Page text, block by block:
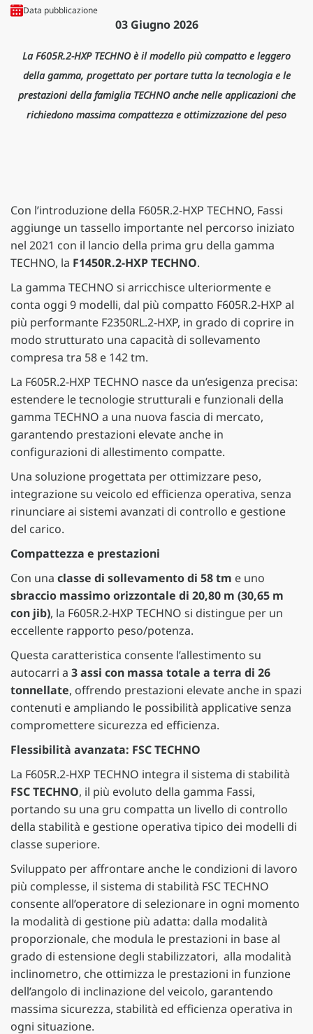
Data pubblicazione
03 Giugno 2026
La F605R.2-HXP TECHNO è il modello più compatto e leggero
della gamma, progettato per portare tutta la tecnologia e le
prestazioni della famiglia TECHNO anche nelle applicazioni che
richiedono massima compattezza e ottimizzazione del peso
Con l’introduzione della F605R.2-HXP TECHNO, Fassi
aggiunge un tassello importante nel percorso iniziato
nel 2021 con il lancio della prima gru della gamma
TECHNO, la F1450R.2-HXP TECHNO.
La gamma TECHNO si arricchisce ulteriormente e
conta oggi 9 modelli, dal più compatto F605R.2-HXP al
più performante F2350RL.2-HXP, in grado di coprire in
modo strutturato una capacità di sollevamento
compresa tra 58 e 142 tm.
La F605R.2-HXP TECHNO nasce da un’esigenza precisa:
estendere le tecnologie strutturali e funzionali della
gamma TECHNO a una nuova fascia di mercato,
garantendo prestazioni elevate anche in
configurazioni di allestimento compatte.
Una soluzione progettata per ottimizzare peso,
integrazione su veicolo ed efficienza operativa, senza
rinunciare ai sistemi avanzati di controllo e gestione
del carico.
Compattezza e prestazioni
Con una classe di sollevamento di 58 tm e uno
sbraccio massimo orizzontale di 20,80 m (30,65 m
con jib), la F605R.2-HXP TECHNO si distingue per un
eccellente rapporto peso/potenza.
Questa caratteristica consente l’allestimento su
autocarri a 3 assi con massa totale a terra di 26
tonnellate, offrendo prestazioni elevate anche in spazi
contenuti e ampliando le possibilità applicative senza
compromettere sicurezza ed efficienza.
Flessibilità avanzata: FSC TECHNO
La F605R.2-HXP TECHNO integra il sistema di stabilità
FSC TECHNO, il più evoluto della gamma Fassi,
portando su una gru compatta un livello di controllo
della stabilità e gestione operativa tipico dei modelli di
classe superiore.
Sviluppato per affrontare anche le condizioni di lavoro
più complesse, il sistema di stabilità FSC TECHNO
consente all’operatore di selezionare in ogni momento
la modalità di gestione più adatta: dalla modalità
proporzionale, che modula le prestazioni in base al
grado di estensione degli stabilizzatori, alla modalità
inclinometro, che ottimizza le prestazioni in funzione
dell’angolo di inclinazione del veicolo, garantendo
massima sicurezza, stabilità ed efficienza operativa in
ogni situazione.